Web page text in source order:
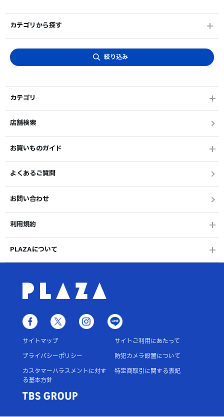
カテゴリから探す
絞り込み
カテゴリ
店舗検索
お買いものガイド
よくあるご質問
お問い合わせ
利用規約
PLAZAについて
サイトマップ
サイトご利用にあたって
プライバシーポリシー
防犯カメラ設置について
カスタマーハラスメントに対す
る基本方針
特定商取引に関する表記